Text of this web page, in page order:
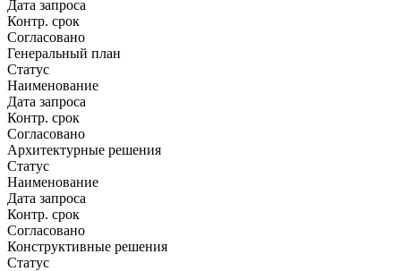
Дата запроса
Контр. срок
Согласовано
Генеральный план
Статус
Наименование
Дата запроса
Контр. срок
Согласовано
Архитектурные решения
Статус
Наименование
Дата запроса
Контр. срок
Согласовано
Конструктивные решения
Статус